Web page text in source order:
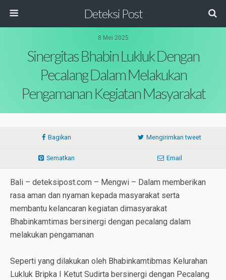
Deteksi Post
8 Mei 2025
Sinergitas Bhabin Lukluk Dengan
Pecalang Dalam Melakukan
Pengamanan Kegiatan Masyarakat
Bagikan Mengirimkan tweet
Sematkan Email
Bali – deteksipost.com – Mengwi – Dalam memberikan
rasa aman dan nyaman kepada masyarakat serta
membantu kelancaran kegiatan dimasyarakat
Bhabinkamtimas bersinergi dengan pecalang dalam
melakukan pengamanan
Seperti yang dilakukan oleh Bhabinkamtibmas Kelurahan
Lukluk Bripka I Ketut Sudirta bersinergi dengan Pecalang